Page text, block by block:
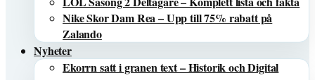
Nike Skor Dam Rea – Upp till 75% rabatt på
Zalando
Nyheter
Ekorrn satt i granen text – Historik och Digital